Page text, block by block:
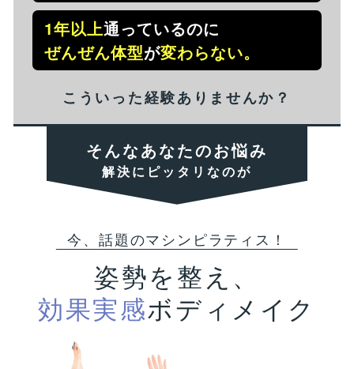
1年以上通っているのに
ぜんぜん体型が変わらない。
こういった経験ありませんか？
そんなあなたのお悩み
解決にピッタリなのが
今、話題のマシンピラティス！
姿勢を整え、
効果実感ボディメイク